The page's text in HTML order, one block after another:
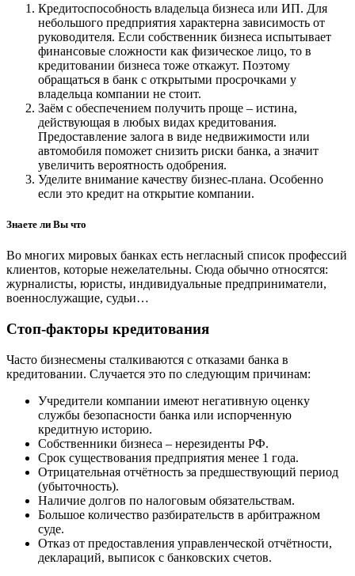
Кредитоспособность владельца бизнеса или ИП. Для
небольшого предприятия характерна зависимость от
руководителя. Если собственник бизнеса испытывает
финансовые сложности как физическое лицо, то в
кредитовании бизнеса тоже откажут. Поэтому
обращаться в банк с открытыми просрочками у
владельца компании не стоит.
Заём с обеспечением получить проще – истина,
действующая в любых видах кредитования.
Предоставление залога в виде недвижимости или
автомобиля поможет снизить риски банка, а значит
увеличить вероятность одобрения.
Уделите внимание качеству бизнес-плана. Особенно
если это кредит на открытие компании.
Знаете ли Вы что
Во многих мировых банках есть негласный список профессий
клиентов, которые нежелательны. Сюда обычно относятся:
журналисты, юристы, индивидуальные предприниматели,
военнослужащие, судьи…
Стоп-факторы кредитования
Часто бизнесмены сталкиваются с отказами банка в
кредитовании. Случается это по следующим причинам:
Учредители компании имеют негативную оценку
службы безопасности банка или испорченную
кредитную историю.
Собственники бизнеса – нерезиденты РФ.
Срок существования предприятия менее 1 года.
Отрицательная отчётность за предшествующий период
(убыточность).
Наличие долгов по налоговым обязательствам.
Большое количество разбирательств в арбитражном
суде.
Отказ от предоставления управленческой отчётности,
деклараций, выписок с банковских счетов.